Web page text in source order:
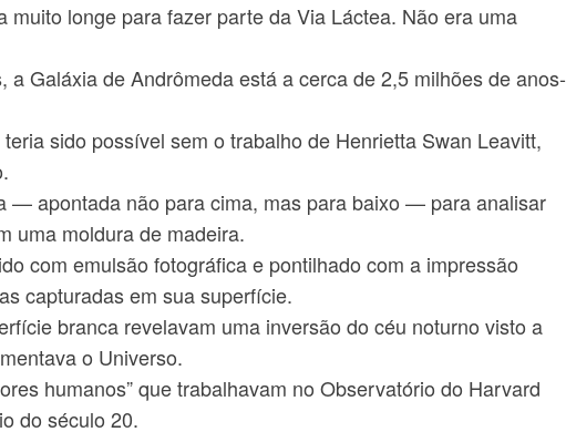
longe para fazer parte da Via Láctea. Não era uma
a Galáxia de Andrômeda está a cerca de 2,5 milhões de anos-
sido possível sem o trabalho de Henrietta Swan Leavitt,
— apontada não para cima, mas para baixo — para analisar
uma moldura de madeira.
com emulsão fotográfica e pontilhado com a impressão
capturadas em sua superfície.
branca revelavam uma inversão do céu noturno visto a
o Universo.
humanos” que trabalhavam no Observatório do Harvard
do século 20.